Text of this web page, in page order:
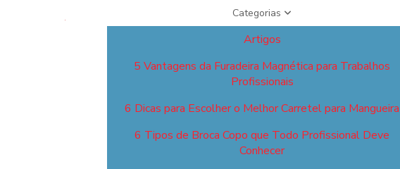
Categorias
Artigos
5 Vantagens da Furadeira Magnética para Trabalhos
Profissionais
6 Dicas para Escolher o Melhor Carretel para Mangueira
6 Tipos de Broca Copo que Todo Profissional Deve
Conhecer